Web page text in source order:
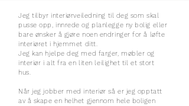
Jeg tilbyr interiørveiledning til deg som skal
pusse opp, innrede og planlegge ny bolig eller
bare ønsker å gjøre noen endringer for å løfte
interiøret i hjemmet ditt.
Jeg kan hjelpe deg med farger, møbler og
interiør i alt fra en liten leilighet til et stort
hus.
Når jeg jobber med interiør så er jeg opptatt
av å skape en helhet gjennom hele boligen